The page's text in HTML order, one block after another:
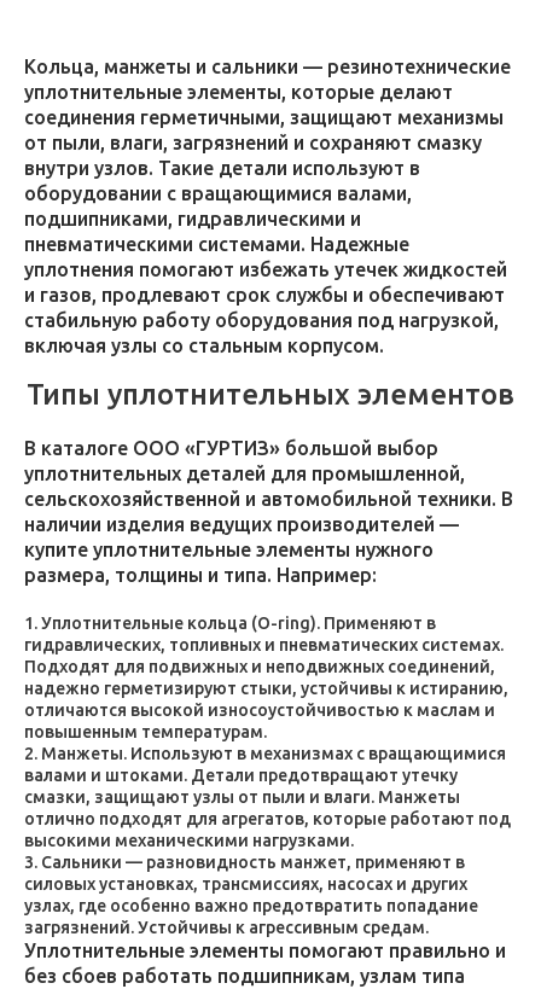
Кольца, манжеты и сальники — резинотехнические
уплотнительные элементы, которые делают
соединения герметичными, защищают механизмы
от пыли, влаги, загрязнений и сохраняют смазку
внутри узлов. Такие детали используют в
оборудовании с вращающимися валами,
подшипниками, гидравлическими и
пневматическими системами. Надежные
уплотнения помогают избежать утечек жидкостей
и газов, продлевают срок службы и обеспечивают
стабильную работу оборудования под нагрузкой,
включая узлы со стальным корпусом.
Типы уплотнительных элементов
В каталоге ООО «ГУРТИЗ» большой выбор
уплотнительных деталей для промышленной,
сельскохозяйственной и автомобильной техники. В
наличии изделия ведущих производителей —
купите уплотнительные элементы нужного
размера, толщины и типа. Например:
Уплотнительные кольца (O-ring). Применяют в
гидравлических, топливных и пневматических системах.
Подходят для подвижных и неподвижных соединений,
надежно герметизируют стыки, устойчивы к истиранию,
отличаются высокой износоустойчивостью к маслам и
повышенным температурам.
Манжеты. Используют в механизмах с вращающимися
валами и штоками. Детали предотвращают утечку
смазки, защищают узлы от пыли и влаги. Манжеты
отлично подходят для агрегатов, которые работают под
высокими механическими нагрузками.
Сальники — разновидность манжет, применяют в
силовых установках, трансмиссиях, насосах и других
узлах, где особенно важно предотвратить попадание
загрязнений. Устойчивы к агрессивным средам.
Уплотнительные элементы помогают правильно и
без сбоев работать подшипникам, узлам типа